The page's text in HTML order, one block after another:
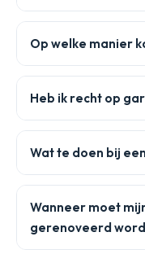
Op welke manier
Heb ik recht op
Wat te doen bij
Wanneer moet
gerenoveerd